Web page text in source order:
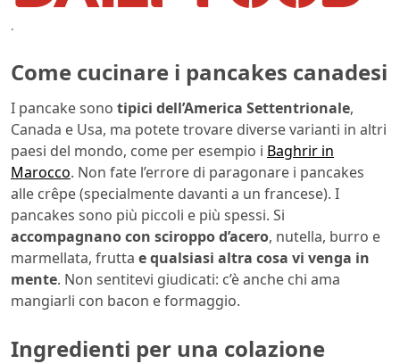
.
Come cucinare i pancakes canadesi
I pancake sono tipici dell’America Settentrionale,
Canada e Usa, ma potete trovare diverse varianti in altri
paesi del mondo, come per esempio i Baghrir in
Marocco. Non fate l’errore di paragonare i pancakes
alle crêpe (specialmente davanti a un francese). I
pancakes sono più piccoli e più spessi. Si
accompagnano con sciroppo d’acero, nutella, burro e
marmellata, frutta e qualsiasi altra cosa vi venga in
mente. Non sentitevi giudicati: c’è anche chi ama
mangiarli con bacon e formaggio.
Ingredienti per una colazione